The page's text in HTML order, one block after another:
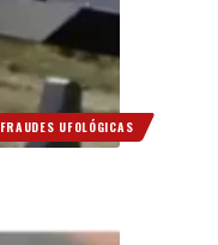
FRAUDES UFOLÓGICAS